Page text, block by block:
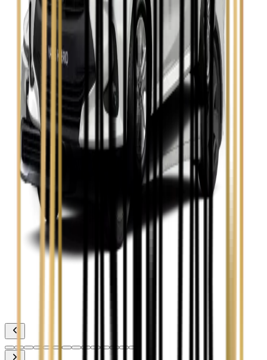
Skoda Kamiq
Zobacz
Skoda Octavia
Zobacz
Toyota Avensis
Zobacz
Toyota Camry
Zobacz
Toyota Corolla
Toyota Prius